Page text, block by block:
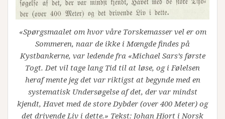
«Spørgsmaalet om hvor våre Torskemasser vel er om
Sommeren, naar de ikke i Mængde findes på
Kystbankerne, var ledende fra «Michael Sars’s første
Togt. Det vil tage lang Tid til at løse, og i Følelsen
heraf mente jeg det var riktigst at begynde med en
systematisk Undersøgelse af det, der var mindst
kjendt, Havet med de store Dybder (over 400 Meter) og
det drivende Liv i dette.» Tekst: Johan Hjort i Norsk